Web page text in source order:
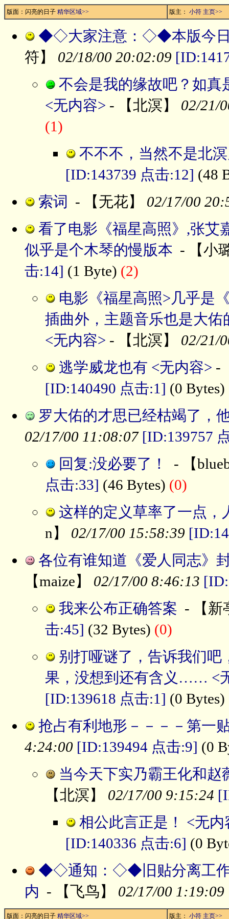
版面：闪亮的日子 精华区域>> 版主： 小符 主页>>
◆◇大家注意：◇◆本版今日
符】 02/18/00 20:02:09
不会是我的缘故吧？如真
<无内容> - 【北溟】 02/21/
(1)
不不不，当然不是北
[ID:143739 点击:12] (48
索词
- 【无花】 02/17/00
看了电影《福星高照》,张艾
似乎是个木琴的慢版本 - 【小
击:14] (1 Byte) (2)
电影《福星高照>几乎是
插曲外，主题音乐也是大
<无内容> - 【北溟】 02/21/
逃学威龙也有 <无内容> -
[ID:140490 点击:1] (0 Bytes)
罗大佑的才思已经枯竭了，
02/17/00 11:08:07 [ID:139757
回复:没必要了！
- 【
点击:33] (46 Bytes) (0)
这样的定义草率了一点，
n】 02/17/00 15:58:39
各位有谁知道《爱人同志》
【maize】 02/17/00 8:46:13
我来公布正确答案 - 【新
击:45] (32 Bytes) (0)
别打哑谜了，告诉我们吧
果，没想到还有含义…… <
[ID:139618 点击:1] (0 Bytes)
抢占有利地形－－－－第一
4:24:00 [ID:139494 点击:9] (0
当今天下实乃霸王化和
【北溟】 02/17/00 9:15:24
相公此言正是！ <无内
[ID:140336 点击:6] (0
◆◇通知：◇◆旧贴分离工作
内 - 【飞鸟】 02/17/00 1:19:09
版面：闪亮的日子 精华区域>> 版主： 小符 主页>>